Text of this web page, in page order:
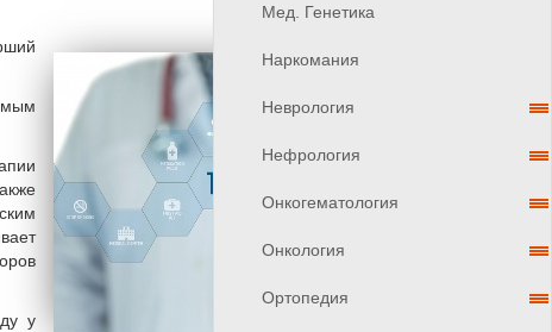
Мед. Генетика
Наркомания
Неврология
Нефрология
Онкогематология
Онкология
Ортопедия
у